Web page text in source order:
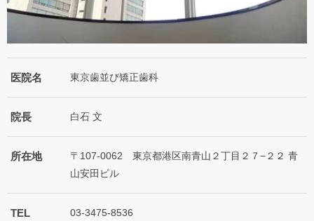
医院名 東京歯並び矯正歯科
院長 白石 文
所在地
〒107-0062 東京都港区南青山２丁目２７−２２ 青
山安田ビル
TEL 03-3475-8536